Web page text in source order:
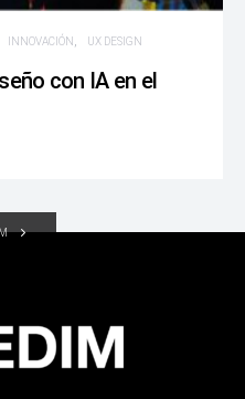
INNOVACIÓN UX DESIGN
con IA en el